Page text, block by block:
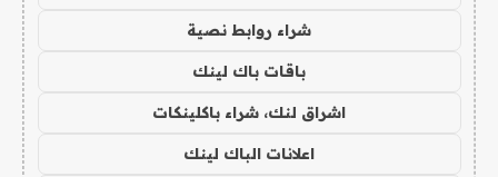
شراء روابط نصية
باقات باك لينك
اشراق لنك، شراء باكلينكات
اعلانات الباك لينك